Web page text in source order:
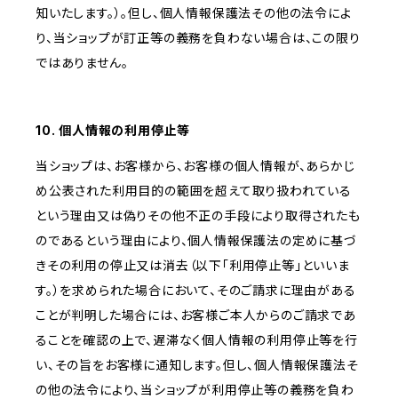
知いたします。）。但し、個人情報保護法その他の法令によ
り、当ショップが訂正等の義務を負わない場合は、この限り
ではありません。
10. 個人情報の利用停止等
当ショップは、お客様から、お客様の個人情報が、あらかじ
め公表された利用目的の範囲を超えて取り扱われている
という理由又は偽りその他不正の手段により取得されたも
のであるという理由により、個人情報保護法の定めに基づ
きその利用の停止又は消去（以下「利用停止等」といいま
す。）を求められた場合において、そのご請求に理由がある
ことが判明した場合には、お客様ご本人からのご請求であ
ることを確認の上で、遅滞なく個人情報の利用停止等を行
い、その旨をお客様に通知します。但し、個人情報保護法そ
の他の法令により、当ショップが利用停止等の義務を負わ